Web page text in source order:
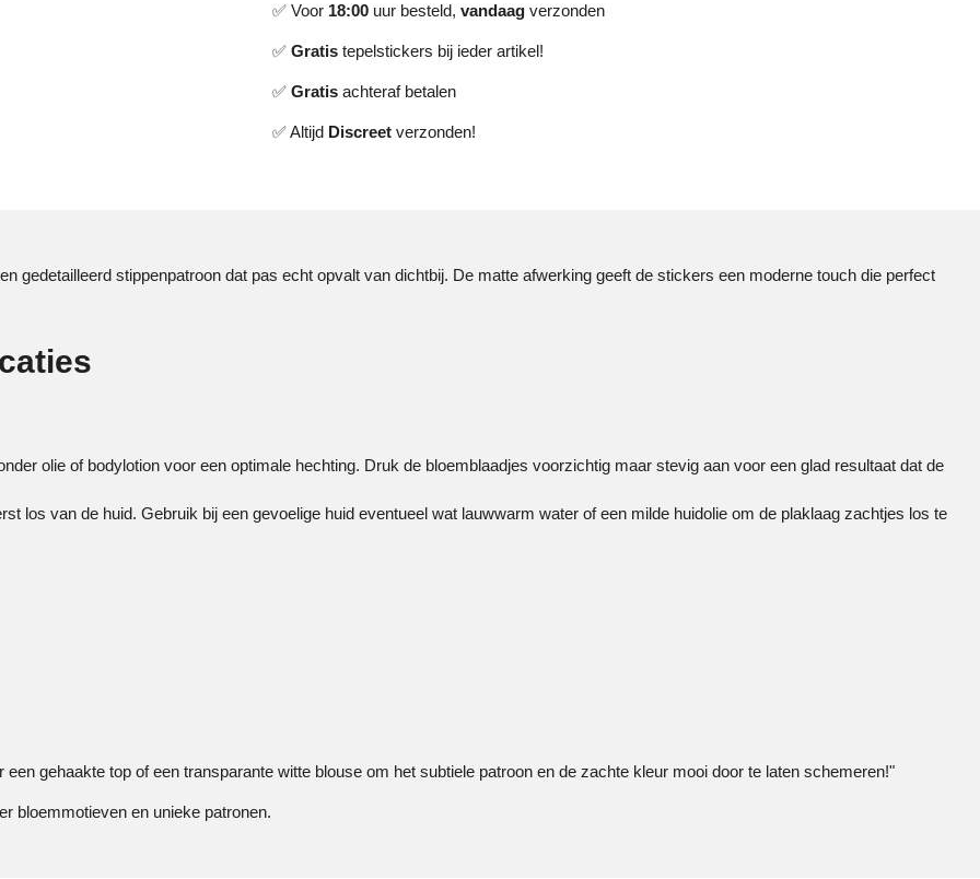
✅ Voor 18:00 uur besteld, vandaag verzonden
✅ Gratis tepelstickers bij ieder artikel!
✅ Gratis achteraf betalen
✅ Altijd Discreet verzonden!
gedetailleerd stippenpatroon dat pas echt opvalt van dichtbij. De matte afwerking geeft de stickers een moderne touch die perfect
olie of bodylotion voor een optimale hechting. Druk de bloemblaadjes voorzichtig maar stevig aan voor een glad resultaat dat de
los van de huid. Gebruik bij een gevoelige huid eventueel wat lauwwarm water of een milde huidolie om de plaklaag zachtjes los te
een gehaakte top of een transparante witte blouse om het subtiele patroon en de zachte kleur mooi door te laten schemeren!"
bloemmotieven en unieke patronen.